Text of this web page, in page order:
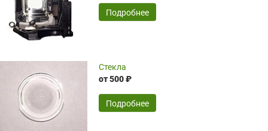
временные затраты по достаточно
оптимизированной стоимости, чему
чрезмерно благодарны!)))
SERGEY FOURSOV,24.04.2026
широкий ассортимент ламп, как оригиналов,
так и аналогов.Быстрое оформление и
передача в доставку, приемлемые цены. Мне
понравилось.
Читать полностью
Подробнее
Стекла
от 500 ₽
Подробнее